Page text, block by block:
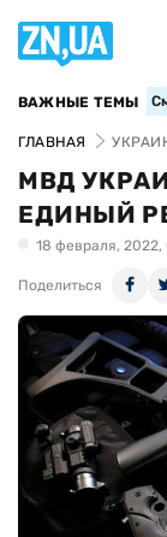
ВАЖНЫЕ ТЕМЫ
ГЛАВНАЯ
МВД
ЕДИНЫЙ
18 февраля, 2022,
Поделиться